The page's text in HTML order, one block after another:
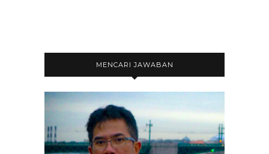
MENCARI JAWABAN